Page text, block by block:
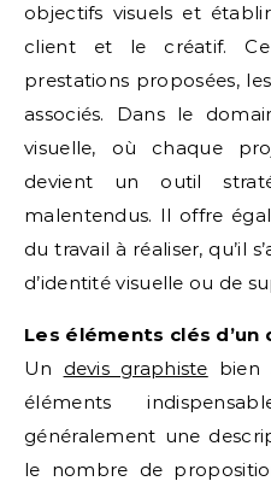
objectifs visuels et
client et le créatif.
prestations proposées,
associés. Dans le
visuelle, où chaque
devient un outil
malentendus. Il offre
du travail à réaliser, qu’il
d’identité visuelle ou de
Les éléments clés
Un devis graphiste bien
éléments
généralement une
le nombre de